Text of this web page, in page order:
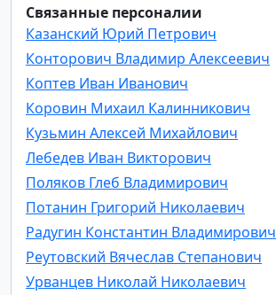
Связанные персоналии
Казанский Юрий Петрович
Конторович Владимир Алексеевич
Коптев Иван Иванович
Коровин Михаил Калинникович
Кузьмин Алексей Михайлович
Лебедев Иван Викторович
Поляков Глеб Владимирович
Потанин Григорий Николаевич
Радугин Константин Владимирович
Реутовский Вячеслав Степанович
Урванцев Николай Николаевич